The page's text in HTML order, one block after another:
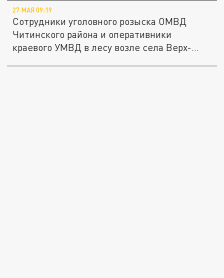
27 МАЯ 09:19
Сотрудники уголовного розыска ОМВД
Читинского района и оперативники
краевого УМВД в лесу возле села Верх-